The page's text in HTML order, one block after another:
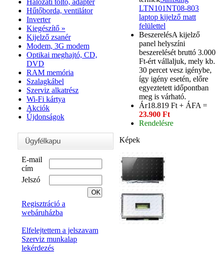
Hálózati töltő, adapter
Hűtőborda, ventilátor
Inverter
Kiegészítő »
Kijelző zsanér
Modem, 3G modem
Optikai meghajtó, CD,
DVD
RAM memória
Szalagkábel
Szerviz alkatrész
Wi-Fi kártya
Akciók
Újdonságok
E-mail
cím
Jelszó
Regisztráció a
webáruházba
Elfelejtettem a jelszavam
Szerviz munkalap
lekérdezés
LTN101NT08-803
laptop kijelző matt
felülettel
BeszerelésA kijelző
panel helyszíni
beszerelését bruttó 3.000
Ft-ért vállaljuk, mely kb.
30 percet vesz igénybe,
így igény esetén, előre
egyeztetett időpontban
meg is várható.
Ár18.819 Ft + ÁFA =
23.900 Ft
Rendelésre
Képek